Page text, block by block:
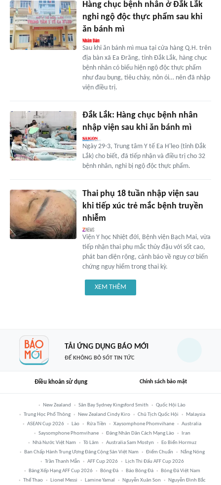
Hàng chục bệnh nhân ở Đắk Lắk
nghi ngộ độc thực phẩm sau khi
ăn bánh mì
Sau khi ăn bánh mì mua tại cửa hàng Q.H. trên
địa bàn xã Ea Đrăng, tỉnh Đắk Lắk, hàng chục
bệnh nhân có biểu hiện ngộ độc thực phẩm
như đau bụng, tiêu chảy, nôn ói… nên đã nhập
viện điều trị.
Đắk Lắk: Hàng chục bệnh nhân
nhập viện sau khi ăn bánh mì
Ngày 29-3, Trung tâm Y tế Ea H'leo (tỉnh Đắk
Lắk) cho biết, đã tiếp nhận và điều trị cho 32
bệnh nhân, nghi bị ngộ độc thực phẩm.
Thai phụ 18 tuần nhập viện sau
khi tiếp xúc trẻ mắc bệnh truyền
nhiễm
Viện Y học Nhiệt đới, Bệnh viện Bạch Mai, vừa
tiếp nhận thai phụ mắc thủy đậu với sốt cao,
phát ban diện rộng, cảnh báo về nguy cơ biến
chứng nguy hiểm trong thai kỳ.
XEM THÊM
TẢI ỨNG DỤNG BÁO MỚI
ĐỂ KHÔNG BỎ SÓT TIN TỨC
Điều khoản sử dụng Chính sách bảo mật
New Zealand Sân Bay Sydney Kingsford Smith
Quốc Hội Lào
Trung Học Phổ Thông
New Zealand Cindy Kiro Chủ Tịch Quốc Hội
Malaysia
ASEAN Cup 2026
Lào Rửa Tiền Xaysomphone Phomvihane
Australia
Saysomphone Phomvihane
Đảng Nhân Dân Cách Mạng Lào
Iran
Nhà Nước Việt Nam
Tô Lâm Australia Sam Mostyn
Eo Biển Hormuz
Ban Chấp Hành Trung Ương Đảng Cộng Sản Việt Nam
Điểm Chuẩn
Nắng Nóng
Trần Thanh Mẫn
AFF Cup 2026
Lịch Thi Đấu AFF Cup 2026
Bảng Xếp Hạng AFF Cup 2026
Bóng Đá Báo Bóng Đá
Bóng Đá Việt Nam
Thể Thao
Lionel Messi Lamine Yamal Nguyễn Xuân Son Nguyễn Đình Bắc